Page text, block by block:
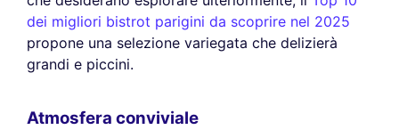
dei migliori bistrot parigini da scoprire nel 2025
propone una selezione variegata che delizierà
grandi e piccini.
Atmosfera conviviale